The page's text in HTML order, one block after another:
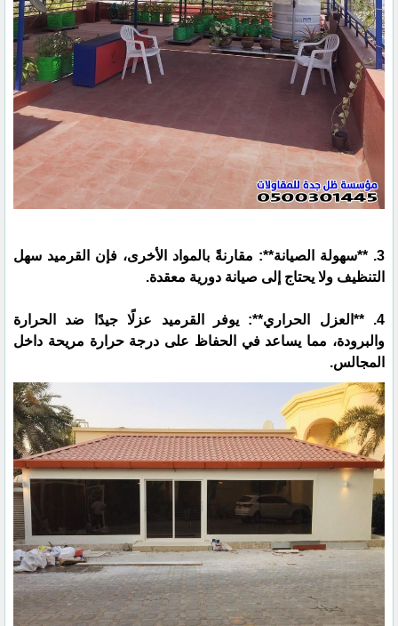
3. **سهولة الصيانة**: مقارنةً بالمواد الأخرى، فإن القرميد سهل
التنظيف ولا يحتاج إلى صيانة دورية معقدة.
4. **العزل الحراري**: يوفر القرميد عزلًا جيدًا ضد الحرارة
والبرودة، مما يساعد في الحفاظ على درجة حرارة مريحة داخل
المجالس.